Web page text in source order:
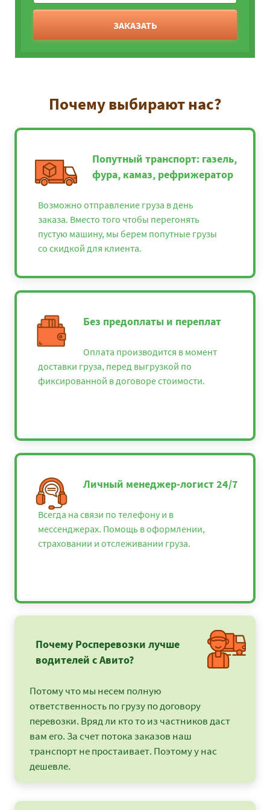
ЗАКАЗАТЬ
Почему выбирают нас?
Попутный транспорт: газель,
фура, камаз, рефрижератор
Возможно отправление груза в день
заказа. Вместо того чтобы перегонять
пустую машину, мы берем попутные грузы
со скидкой для клиента.
Без предоплаты и переплат
Оплата производится в момент
доставки груза, перед выгрузкой по
фиксированной в договоре стоимости.
Личный менеджер-логист 24/7
Всегда на связи по телефону и в
мессенджерах. Помощь в оформлении,
страховании и отслеживании груза.
Почему Росперевозки лучше
водителей с Авито?
Потому что мы несем полную
ответственность по грузу по договору
перевозки. Вряд ли кто то из частников даст
вам его. За счет потока заказов наш
транспорт не простаивает. Поэтому у нас
дешевле.